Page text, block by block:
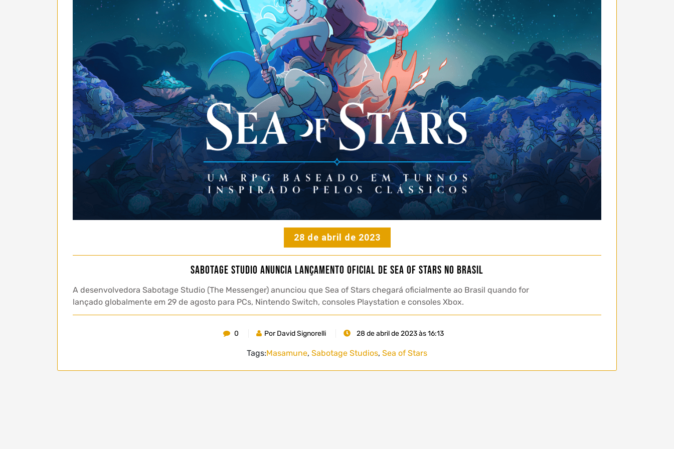
28 de abril de 2023
Sabotage Studio anuncia lançamento oficial de Sea of Stars no Brasil
A desenvolvedora Sabotage Studio (The Messenger) anunciou que Sea of Stars chegará oficialmente ao Brasil quando for
lançado globalmente em 29 de agosto para PCs, Nintendo Switch, consoles Playstation e consoles Xbox.
0 Por David Signorelli 28 de abril de 2023 às 16:13
Tags:Masamune, Sabotage Studios, Sea of Stars